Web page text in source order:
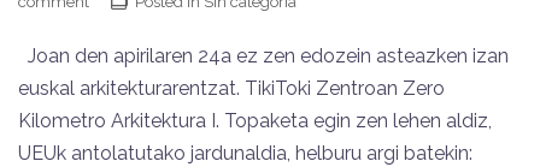
Joan den apirilaren 24a ez zen edozein asteazken izan
euskal arkitekturarentzat. TikiToki Zentroan Zero
Kilometro Arkitektura I. Topaketa egin zen lehen aldiz,
UEUk antolatutako jardunaldia, helburu argi batekin: